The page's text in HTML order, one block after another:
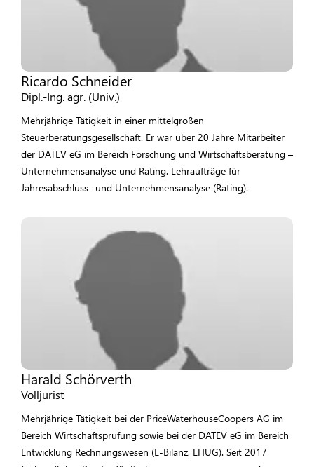
Ricardo Schneider
Dipl.-Ing. agr. (Univ.)
Mehrjährige Tätigkeit in einer mittelgroßen
Steuerberatungsgesellschaft. Er war über 20 Jahre Mitarbeiter
der DATEV eG im Bereich Forschung und Wirtschaftsberatung –
Unternehmensanalyse und Rating. Lehraufträge für
Jahresabschluss- und Unternehmensanalyse (Rating).
Harald Schörverth
Volljurist
Mehrjährige Tätigkeit bei der PriceWaterhouseCoopers AG im
Bereich Wirtschaftsprüfung sowie bei der DATEV eG im Bereich
Entwicklung Rechnungswesen (E-Bilanz, EHUG). Seit 2017